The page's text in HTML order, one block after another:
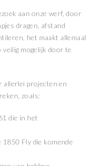
aan onze werf, door
dragen, afstand
het maakt allemaal
mogelijk door te
allerlei projecten en
zoals:
die in het
1850 Fly die komende